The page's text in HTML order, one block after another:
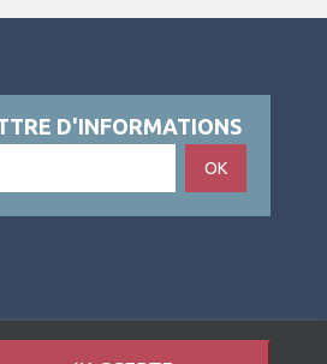
D'INFORMATIONS
OK